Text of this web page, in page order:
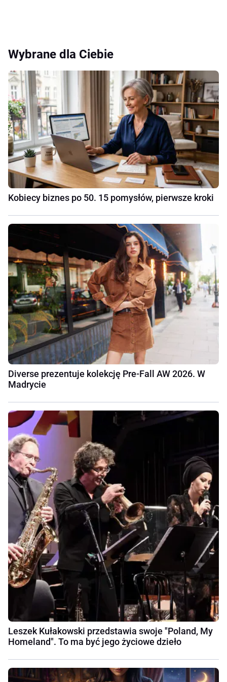
Wybrane dla Ciebie
Kobiecy biznes po 50. 15 pomysłów, pierwsze kroki
Diverse prezentuje kolekcję Pre-Fall AW 2026. W
Madrycie
Leszek Kułakowski przedstawia swoje "Poland, My
Homeland". To ma być jego życiowe dzieło